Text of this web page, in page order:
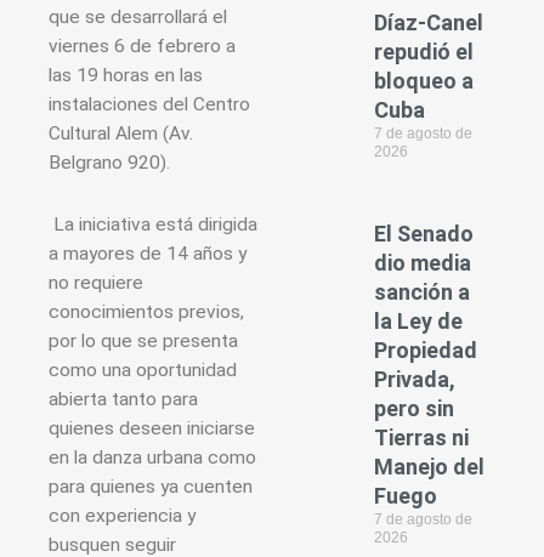
que se desarrollará el
viernes 6 de febrero a
las 19 horas en las
instalaciones del Centro
Cultural Alem (Av.
Belgrano 920).
La iniciativa está dirigida
a mayores de 14 años y
no requiere
conocimientos previos,
por lo que se presenta
como una oportunidad
abierta tanto para
quienes deseen iniciarse
en la danza urbana como
para quienes ya cuenten
con experiencia y
busquen seguir
Díaz-Canel
repudió el
bloqueo a
Cuba
7 de agosto de
2026
El Senado
dio media
sanción a
la Ley de
Propiedad
Privada,
pero sin
Tierras ni
Manejo del
Fuego
7 de agosto de
2026